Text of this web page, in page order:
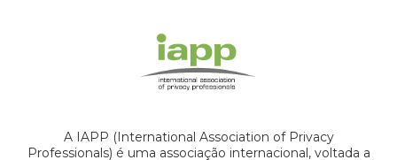
A IAPP (International Association of Privacy
Professionals) é uma associação internacional, voltada a